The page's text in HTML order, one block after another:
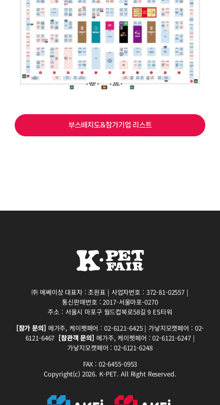
부스배치도&참가기업 리스트
㈜ 메쎄이상 대표자 : 조원표 | 사업자번호 : 372-81-02557 |
통신판매번호 : 2017-서울마포-0270
주소 : 서울시 마포구 월드컵북로58길 9 ES타워
[참가 문의] 메가주, 케이펫페어 : 02-6121-6425 | 가낳지모캣페어 : 02-
6121-6467 [참관객 문의] 메가주, 케이펫페어 : 02-6121-6247 |
가낳지모캣페어 : 02-6121-6248
FAX : 02-6455-0953
Copyright(c) 2026. K-PET. All Right Reserved.